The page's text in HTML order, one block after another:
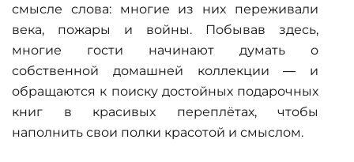
смысле слова: многие из них переживали
века, пожары и войны. Побывав здесь,
многие гости начинают думать о
собственной домашней коллекции — и
обращаются к поиску достойных подарочных
книг в красивых переплётах, чтобы
наполнить свои полки красотой и смыслом.